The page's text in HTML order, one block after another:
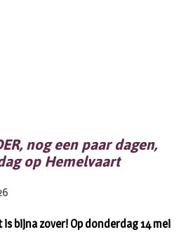
nog een paar dagen,
op Hemelvaart
is bijna zover! Op donderdag 14 mei